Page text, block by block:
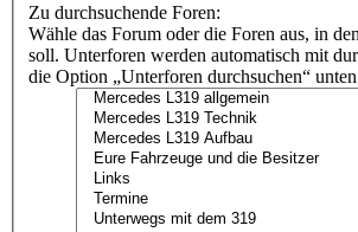
Zu durchsuchende Foren:
Wähle das Forum oder die Foren aus, in
soll. Unterforen werden automatisch mit
die Option „Unterforen durchsuchen“